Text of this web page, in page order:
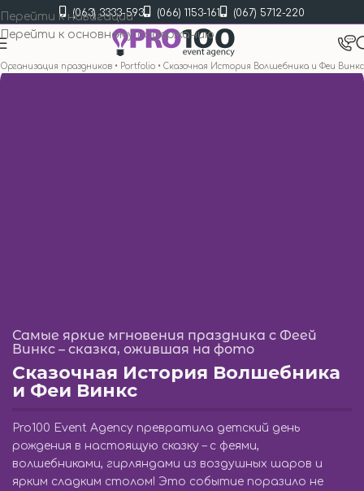
Перейти к навигации
Перейти к основному содержанию
(063) 3333-593 (066) 1153-161 (067) 5712-220
Организация праздников• Portfolio• Сказочная История Волшебника и Феи Винкс
Самые яркие мгновения праздника с Феей
Винкс – сказка, ожившая на фото
Сказочная История Волшебника
и Феи Винкс
Pro100 Event Agency превратила детский день
рождения в настоящую сказку – с феями,
волшебниками, гирляндами из воздушных шаров и
ярким сладким столом! Это событие поразило не